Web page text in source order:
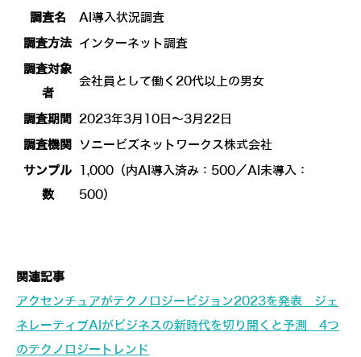
調査名
AI導入状況調査
調査方法
インターネット調査
調査対象
者
会社員として働く20代以上の男女
調査期間
2023年3月10日～3月22日
調査機関
ソニービズネットワークス株式会社
サンプル
数
1,000（内AI導入済み：500／AI未導入：
500）
関連記事
アクセンチュアがテクノロジービジョン2023を発表 ジェ
ネレーティブAIがビジネスの新時代を切り開くと予測 4つ
のテクノロジートレンド